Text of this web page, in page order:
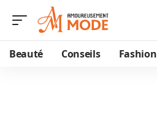
Beauté Conseils Fashion